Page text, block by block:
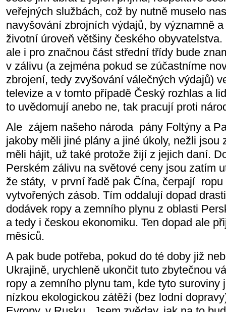
veřejných službách, což by nutně muselo
navyšování zbrojních výdajů, by významně
životní úroveň většiny českého
ale i pro značnou část střední třídy bude
v zálivu (a zejména pokud se zúčastníme
zbrojení, tedy zvyšování válečných výdajů)
televize a v tomto případě Český rozhlas a
to uvědomují anebo ne, tak pracují proti
Ale zájem našeho národa pány Foltýny a
jakoby měli jiné plány a jiné úkoly, nežli jsou
měli hájit, už také protože žijí z jejich daní.
Perském zálivu na světové ceny jsou zatím
že státy, v první řadě pak Čína, čerpají
vytvořených zásob. Tím oddalují dopad
dodávek ropy a zemního plynu z oblasti
a tedy i českou ekonomiku. Ten dopad ale
měsíců.
A pak bude potřeba, pokud do té doby již
Ukrajině, urychleně ukončit tuto zbytečnou
ropy a zemního plynu tam, kde tyto suroviny
nízkou ekologickou zátěží (bez lodní